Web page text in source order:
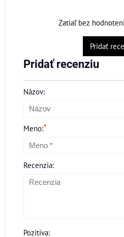
Zatiaľ bez
Pridať
Pridať recenziu
Názov:
Meno:*
Recenzia:
Pozitíva: